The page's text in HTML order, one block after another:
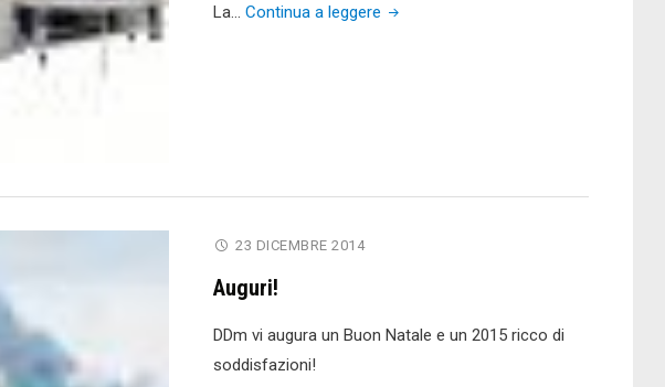
La… Continua a leggere "Venduta
23 DICEMBRE 2014
Auguri!
DDm vi augura un Buon Natale e un 2015 ricco di
soddisfazioni!